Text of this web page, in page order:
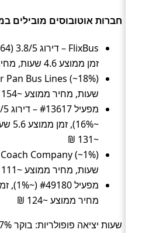
חברות אוטובוסים מובילים
זמן ממוצע 4.6 שעות, מחיר ממוצע ~130 ₪
שעות, מחיר ממוצע ~154 ₪
~131 ₪
שעות, מחיר ממוצע ~111 ₪
מחיר ממוצע ~124 ₪